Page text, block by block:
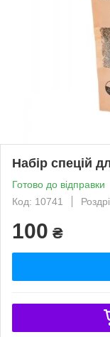
Набір спецій
Готово до відправки
Код: 10741
100 ₴